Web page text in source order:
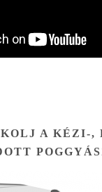
A KÉZI-,